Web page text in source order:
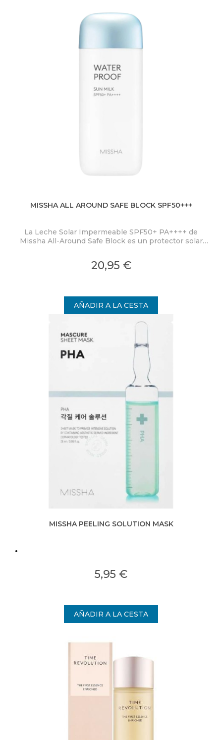
MISSHA ALL AROUND SAFE BLOCK SPF50+++
La Leche Solar Impermeable SPF50+ PA++++ de
Missha All-Around Safe Block es un protector solar
UVA/UVB y calma la piel irritada por el sol.
20,95 €
MISSHA PEELING SOLUTION MASK
5,95 €